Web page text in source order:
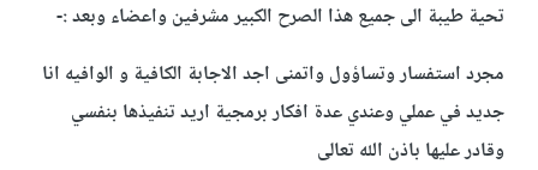
تحية طيبة الى جميع هذا الصرح الكبير مشرفين واعضاء وبعد :-
مجرد استفسار وتساؤول واتمنى اجد الاجابة الكافية و الوافيه انا
جديد في عملي وعندي عدة افكار برمجية اريد تنفيذها بنفسي
وقادر عليها باذن الله تعالى